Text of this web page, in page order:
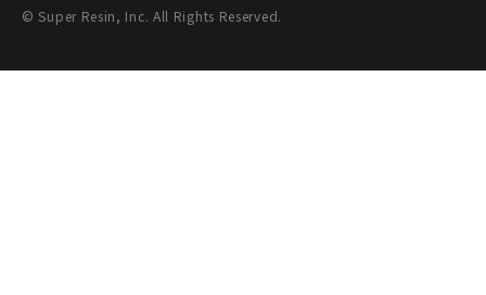
© Super Resin, Inc. All Rights Reserved.